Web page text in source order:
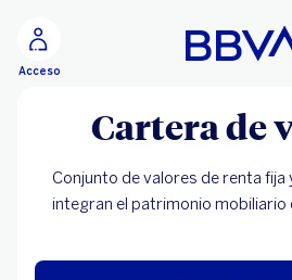
Acceso
Cartera de
Conjunto de valores de renta fija
integran el patrimonio mobiliario